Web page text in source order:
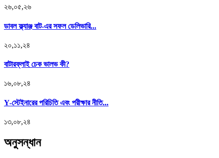
২৬,০৫,২৬
ডাবল ফ্ল্যাঞ্জ বাট-এর সফল ডেলিভারি...
২০,১১,২৪
বাটারফ্লাই চেক ভালভ কী?
১৬,০৮,২৪
Y-স্টেইনারের পরিচিতি এবং পরীক্ষার নীতি...
১৩,০৮,২৪
অনুসন্ধান